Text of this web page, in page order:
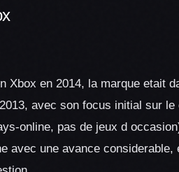
Xbox en 2014, la marque etait
avec son focus initial sur
online, pas de jeux d
avec une avance considerable,